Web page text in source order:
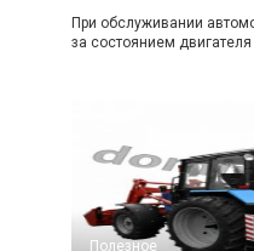
При обслуживании
за состоянием
Полезное